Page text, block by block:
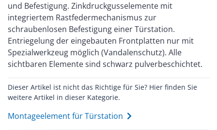
und Befestigung. Zinkdruckgusselemente mit
integriertem Rastfedermechanismus zur
schraubenlosen Befestigung einer Türstation.
Entriegelung der eingebauten Frontplatten nur mit
Spezialwerkzeug möglich (Vandalenschutz). Alle
sichtbaren Elemente sind schwarz pulverbeschichtet.
Dieser Artikel ist nicht das Richtige für Sie? Hier finden Sie
weitere Artikel in dieser Kategorie.
Montageelement für Türstation